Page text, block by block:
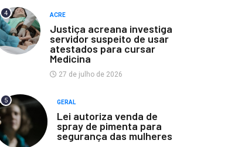
4 ACRE
Justiça acreana investiga
servidor suspeito de usar
atestados para cursar
Medicina
27 de julho de 2026
5 GERAL
Lei autoriza venda de
spray de pimenta para
segurança das mulheres